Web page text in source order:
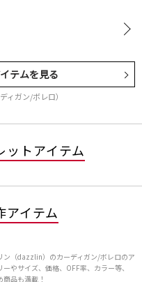
テムを見る
ィガン/ボレロ）
ットアイテム
アイテム
ン（dazzlin）のカーディガン/ボレロのア
やサイズ、価格、OFF率、カラー等、
品も満載！